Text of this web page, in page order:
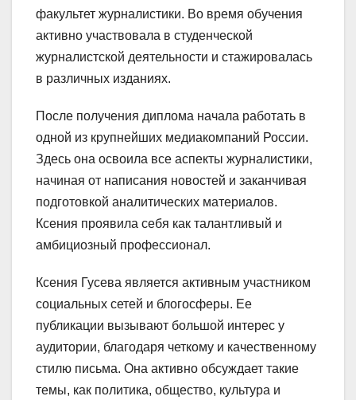
факультет журналистики. Во время обучения
активно участвовала в студенческой
журналистской деятельности и стажировалась
в различных изданиях.
После получения диплома начала работать в
одной из крупнейших медиакомпаний России.
Здесь она освоила все аспекты журналистики,
начиная от написания новостей и заканчивая
подготовкой аналитических материалов.
Ксения проявила себя как талантливый и
амбициозный профессионал.
Ксения Гусева является активным участником
социальных сетей и блогосферы. Ее
публикации вызывают большой интерес у
аудитории, благодаря четкому и качественному
стилю письма. Она активно обсуждает такие
темы, как политика, общество, культура и